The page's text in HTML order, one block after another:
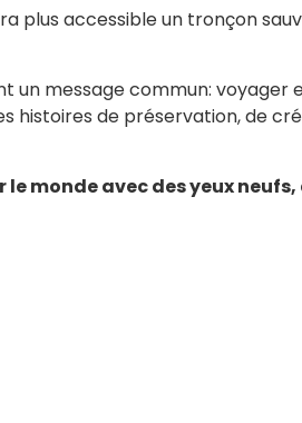
plus accessible un tronçon
un message commun: voyager
histoires de préservation, de
le monde avec des yeux